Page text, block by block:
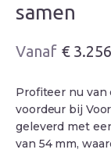
samen
was:
€ 3.520.
€3.256
Huidige
is:
€ 3.256.
Profiteer nu van
voordeur bij
geleverd met
van 54 mm,